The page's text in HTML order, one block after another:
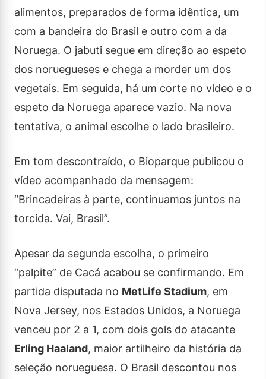
alimentos, preparados de forma idêntica, um
com a bandeira do Brasil e outro com a da
Noruega. O jabuti segue em direção ao espeto
dos noruegueses e chega a morder um dos
vegetais. Em seguida, há um corte no vídeo e o
espeto da Noruega aparece vazio. Na nova
tentativa, o animal escolhe o lado brasileiro.
Em tom descontraído, o Bioparque publicou o
vídeo acompanhado da mensagem:
“Brincadeiras à parte, continuamos juntos na
torcida. Vai, Brasil”.
Apesar da segunda escolha, o primeiro
“palpite” de Cacá acabou se confirmando. Em
partida disputada no MetLife Stadium, em
Nova Jersey, nos Estados Unidos, a Noruega
venceu por 2 a 1, com dois gols do atacante
Erling Haaland, maior artilheiro da história da
seleção norueguesa. O Brasil descontou nos